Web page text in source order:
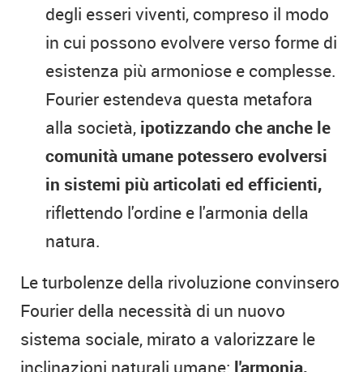
degli esseri viventi, compreso il modo
in cui possono evolvere verso forme di
esistenza più armoniose e complesse.
Fourier estendeva questa metafora
alla società, ipotizzando che anche le
comunità umane potessero evolversi
in sistemi più articolati ed efficienti,
riflettendo l'ordine e l'armonia della
natura.
Le turbolenze della rivoluzione convinsero
Fourier della necessità di un nuovo
sistema sociale, mirato a valorizzare le
inclinazioni naturali umane: l'armonia,